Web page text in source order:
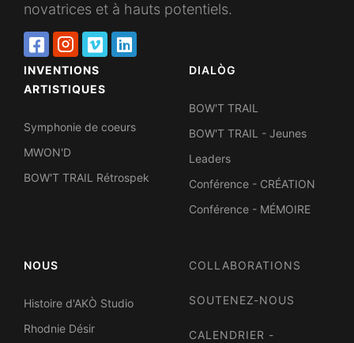
novatrices et à hauts potentiels.
INVENTIONS
ARTISTIQUES
Symphonie de coeurs
MWON'D
BOW'T TRAIL Rétrospek
DIALÒG
BOW'T TRAIL
BOW'T TRAIL - Jeunes
Leaders
Conférence - CRÉATION
Conférence - MÉMOIRE
NOUS
Histoire d'AKÒ Studio
Rhodnie Désir
COLLABORATIONS
SOUTENEZ-NOUS
CALENDRIER -